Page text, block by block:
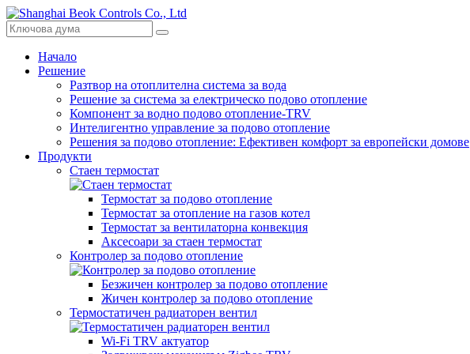
Начало
Решение
Разтвор на отоплителна система за вода
Решение за система за електрическо подово отопление
Компонент за водно подово отопление-TRV
Интелигентно управление за подово отопление
Решения за подово отопление: Ефективен комфорт за европейски домове
Продукти
Стаен термостат
Термостат за подово отопление
Термостат за отопление на газов котел
Термостат за вентилаторна конвекция
Аксесоари за стаен термостат
Контролер за подово отопление
Безжичен контролер за подово отопление
Жичен контролер за подово отопление
Термостатичен радиаторен вентил
Wi-Fi TRV актуатор